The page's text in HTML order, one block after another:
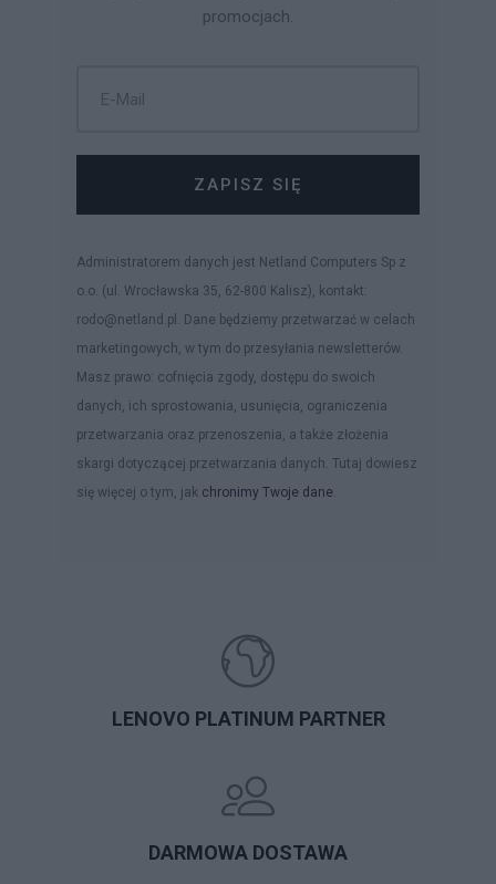
promocjach.
ZAPISZ SIĘ
Administratorem danych jest Netland Computers Sp z
o.o. (ul. Wrocławska 35, 62-800 Kalisz), kontakt:
rodo@netland.pl. Dane będziemy przetwarzać w celach
marketingowych, w tym do przesyłania newsletterów.
Masz prawo: cofnięcia zgody, dostępu do swoich
danych, ich sprostowania, usunięcia, ograniczenia
przetwarzania oraz przenoszenia, a także złożenia
skargi dotyczącej przetwarzania danych. Tutaj dowiesz
się więcej o tym, jak chronimy Twoje dane.
LENOVO PLATINUM PARTNER
DARMOWA DOSTAWA